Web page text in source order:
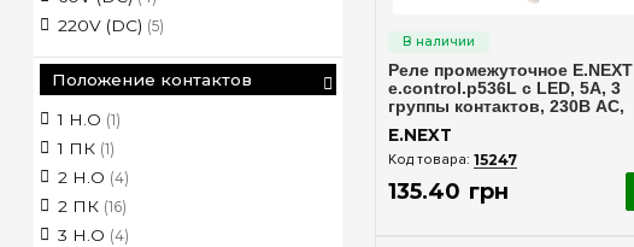
Реле промежуточное E.NEXT
e.control.p536L с LED, 5А, 3
группы контактов, 230В AC,
E.NEXT
15247
135.40 грн
220V (DC) (5)
Положение контактов
1 Н.О (1)
1 ПК (1)
2 Н.О (4)
2 ПК (16)
3 Н.О (4)